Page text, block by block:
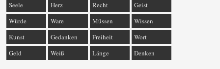
Seele
Herz Recht
Geist
Würde
Ware Müssen
Wissen
Kunst
Gedanken Freiheit
Wort
Geld
Weiß Länge Denken